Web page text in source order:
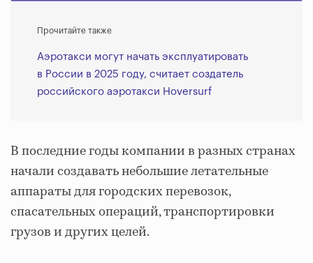
Прочитайте также
Аэротакси могут начать эксплуатировать
в России в 2025 году, считает создатель
российского аэротакси Hoversurf
В последние годы компании в разных странах
начали создавать небольшие летательные
аппараты для городских перевозок,
спасательных операций, транспортировки
грузов и других целей.